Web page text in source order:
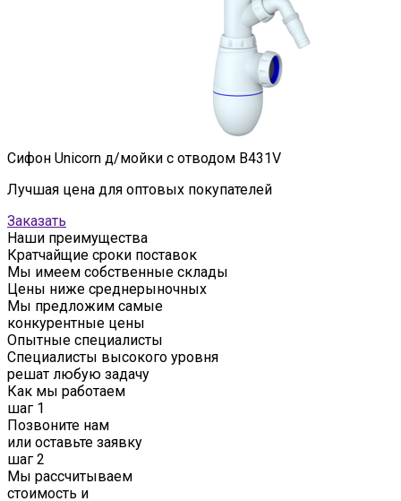
Сифон Unicorn д/мойки с отводом В431V
Лучшая цена для оптовых покупателей
Заказать
Наши преимущества
Кратчайщие сроки поставок
Мы имеем собственные склады
Цены ниже среднерыночных
Мы предложим самые
конкурентные цены
Опытные специалисты
Специалисты высокого уровня
решат любую задачу
Как мы работаем
шаг 1
Позвоните нам
или оставьте заявку
шаг 2
Мы рассчитываем
стоимость и